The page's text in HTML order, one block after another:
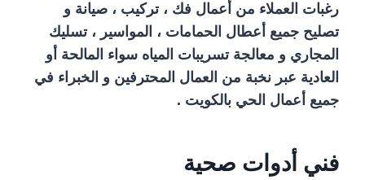
رغبات العملاء من أعمال فك ، تركيب ، صيانة و
تصليح جميع أعطال الحمامات ، المواسير ، تسليك
المجاري و معالجة تسريبات المياه سواء المالحة أو
العادية عبر نخبة من العمال المحترفين و الخبراء في
جميع أعمال الحي بالكويت .
فني أدوات صحية